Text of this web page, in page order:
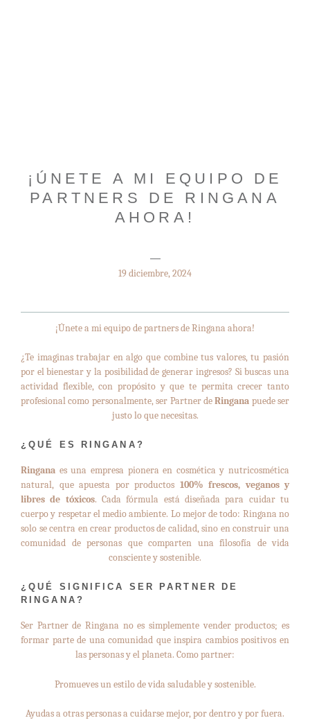
¡ÚNETE A MI EQUIPO DE
PARTNERS DE RINGANA
AHORA!
19 diciembre, 2024
¡Únete a mi equipo de partners de Ringana ahora!
¿Te imaginas trabajar en algo que combine tus valores, tu pasión
por el bienestar y la posibilidad de generar ingresos? Si buscas una
actividad flexible, con propósito y que te permita crecer tanto
profesional como personalmente, ser Partner deRingana puede ser
justo lo que necesitas.
¿QUÉ ES RINGANA?
Ringana es una empresa pionera en cosmética y nutricosmética
natural, que apuesta por productos 100% frescos, veganos y
libres de tóxicos. Cada fórmula está diseñada para cuidar tu
cuerpo y respetar el medio ambiente. Lo mejor de todo: Ringana no
solo se centra en crear productos de calidad, sino en construir una
comunidad de personas que comparten una filosofía de vida
consciente y sostenible.
¿QUÉ SIGNIFICA SER PARTNER DE
RINGANA?
Ser Partner de Ringana no es simplemente vender productos; es
formar parte de una comunidad que inspira cambios positivos en
las personas y el planeta. Como partner:
Promueves un estilo de vida saludable y sostenible.
Ayudas a otras personas a cuidarse mejor, por dentro y por fuera.